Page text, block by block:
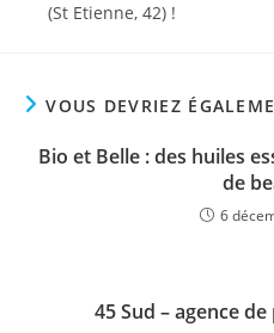
(St Etienne, 42) !
VOUS DEVRIEZ
Bio et Belle : des huiles
de
6
45 Sud – agence